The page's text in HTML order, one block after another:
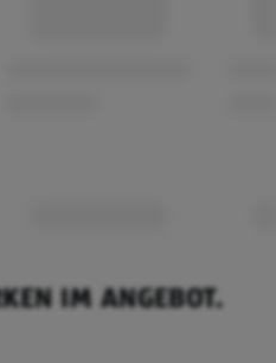
IM ANGEBOT.